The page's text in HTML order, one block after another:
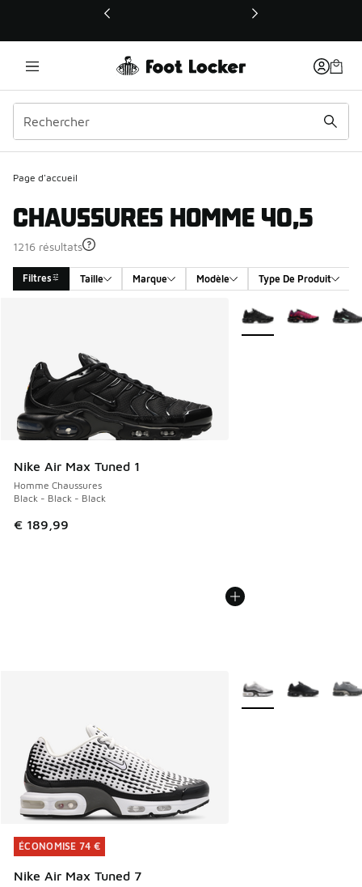
Ce lien ouvrira une nouvelle fenêtre
Page d'accueil
CHAUSSURES HOMME 40,5
1216 résultats
Filtres Taille Marque Modèle Type De Produit
Nike Air Max Tuned 1
Homme Chaussures
Black - Black - Black
€ 189,99
Plus de couleurs
ÉCONOMISE 74 €
Nike Air Max Tuned 7
ÉCONOMISE 74 €
Plus de couleurs